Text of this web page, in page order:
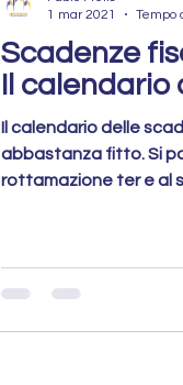
Scadenze
Il calendario
Il calendario delle
abbastanza fitto. Si
rottamazione ter e al
1 mar 2021
Tempo